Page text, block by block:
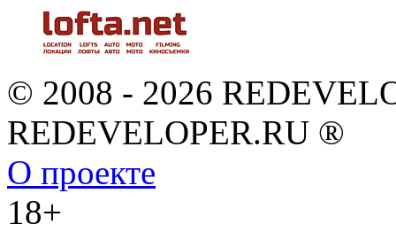
© 2008 - 2026
REDEVELOPER.RU ®
О проекте
18+